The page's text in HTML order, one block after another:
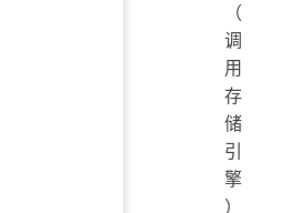
（
调
用
存
储
引
擎
）